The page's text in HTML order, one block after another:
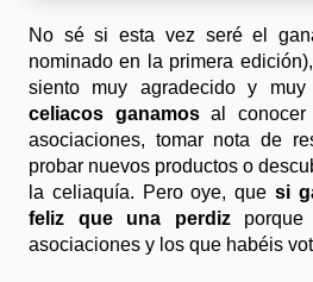
No sé si esta vez seré el
nominado en la primera
siento muy agradecido y muy
celiacos ganamosal conocer
asociaciones, tomar nota de
probar nuevos productos o
la celiaquía. Pero oye, que si
feliz que una perdizporque
asociaciones y los que habéis